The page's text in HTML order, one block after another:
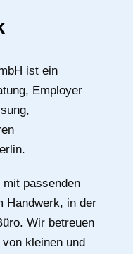
ist ein
Employer
passenden
Handwerk, in der
Wir betreuen
kleinen und